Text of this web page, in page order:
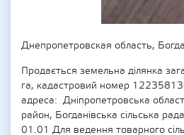
Днепропетровская область,
Продається земельна ділянка
га, кадастровий номер
адреса: Дніпропетровська
район, Богданівська сільська
01.01 Для ведення товарного